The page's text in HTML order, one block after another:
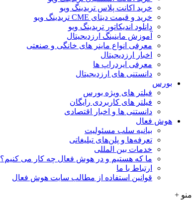
خرید اکانت پلاس تریدینگ ویو
خرید و قیمت دیتای CME تریدینگ ویو
دانلود اندیکاتور تریدینگ ویو
آموزش ماینینگ ارزدیجیتال
معرفی انواع ماینر های خانگی و صنعتی
اخبار ارزدیجیتال
معرفی ایردراپ ها
دانستنی های ارزدیجیتال
بورس
فیلتر های ویژه بورس
فیلتر های کاربردی رایگان
دانستنی ها و اخبار اقتصادی
هوش فعال
بیانیه سلب مسئولیت
تعرفه‌ها و پلن‌های تبلیغاتی
خدمات بین المللی
ما که هستیم و در هوش فعال چه کار می کنیم؟
ارتباط با ما
قوانین استفاده از مطالب سایت هوش فعال
منو +